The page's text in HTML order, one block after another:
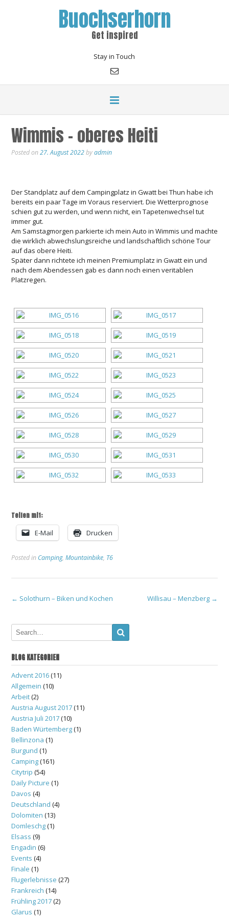
Buochserhorn
Get inspired
Stay in Touch
Wimmis – oberes Heiti
Posted on27. August 2022byadmin
Der Standplatz auf dem Campingplatz in Gwatt bei Thun habe ich
bereits ein paar Tage im Voraus reserviert. Die Wetterprognose
schien gut zu werden, und wenn nicht, ein Tapetenwechsel tut
immer gut.
Am Samstagmorgen parkierte ich mein Auto in Wimmis und machte
die wirklich abwechslungsreiche und landschaftlich schöne Tour
auf das obere Heiti.
Später dann richtete ich meinen Premiumplatz in Gwatt ein und
nach dem Abendessen gab es dann noch einen veritablen
Platzregen.
Teilen mit:
E-Mail
Drucken
Posted in Camping, Mountainbike, T6
Post
navigation
← Solothurn – Biken und Kochen Willisau – Menzberg →
BLOG KATEGORIEN
Advent 2016(11)
Allgemein (10)
Arbeit(2)
Austria August 2017(11)
Austria Juli 2017(10)
Baden Würtemberg(1)
Bellinzona (1)
Burgund (1)
Camping(161)
Citytrip (54)
Daily Picture (1)
Davos (4)
Deutschland (4)
Dolomiten (13)
Domleschg(1)
Elsass (9)
Engadin (6)
Events (4)
Finale (1)
Flugerlebnisse (27)
Frankreich (14)
Frühling 2017(2)
Glarus (1)